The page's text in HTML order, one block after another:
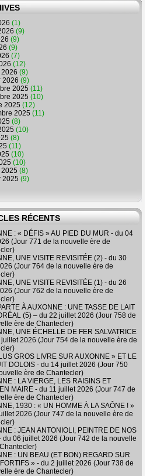
(1)
(9)
(9)
(9)
(7)
(12)
2026 (9)
2026 (9)
2025 (11)
2025 (10)
2025 (12)
2025 (11)
(8)
(10)
(8)
(11)
(10)
(10)
2025 (8)
2025 (9)
RÉCENTS
: « DÉFIS » AU PIED DU MUR - du 04
(Jour 771 de la nouvelle ère de
UNE VISITE REVISITÉE (2) - du 30
(Jour 764 de la nouvelle ère de
UNE VISITE REVISITÉE (1) - du 26
(Jour 762 de la nouvelle ère de
À AUXONNE : UNE TASSE DE LAIT
(5) – du 22 juillet 2026 (Jour 758 de
ère de Chantecler)
UNE ÉCHELLE DE FER SALVATRICE
2026 (Jour 754 de la nouvelle ère de
GROS LIVRE SUR AUXONNE » ET LE
DOLOIS - du 14 juillet 2026 (Jour 750
ère de Chantecler)
: LA VIERGE, LES RAISINS ET
MAIRE - du 11 juillet 2026 (Jour 747 de
ère de Chantecler)
1930 : « UN HOMME À LA SAÔNE ! »
2026 (Jour 747 de la nouvelle ère de
: JEAN ANTONIOLI, PEINTRE DE NOS
du 06 juillet 2026 (Jour 742 de la nouvelle
: UN BEAU (ET BON) REGARD SUR
» - du 2 juillet 2026 (Jour 738 de
ère de Chantecler)